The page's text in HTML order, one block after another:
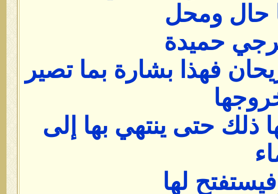
حال ومحل
حميدة
فهذا بشارة بما تصير
ذلك حتى ينتهي بها إلى
لها